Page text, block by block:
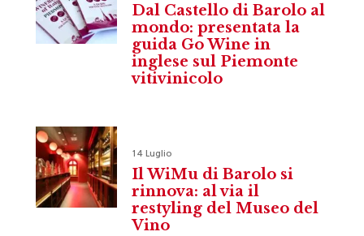
Dal Castello di Barolo al
mondo: presentata la
guida Go Wine in
inglese sul Piemonte
vitivinicolo
14 Luglio
Il WiMu di Barolo si
rinnova: al via il
restyling del Museo del
Vino